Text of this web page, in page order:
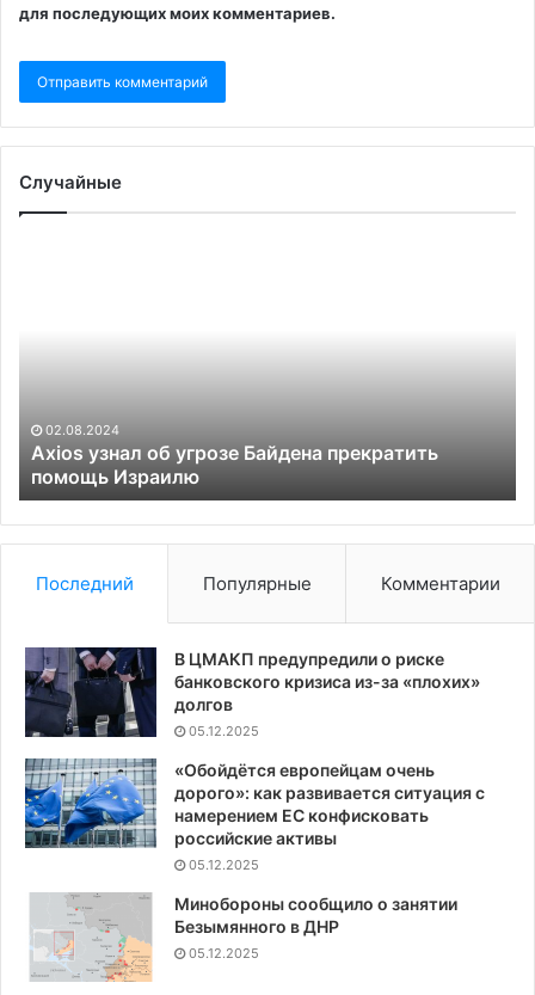
для последующих моих комментариев.
Случайные
Израилю
02.08.2024
Axios узнал об угрозе Байдена прекратить
помощь Израилю
Последний Популярные Комментарии
В ЦМАКП предупредили о риске
банковского кризиса из-за «плохих»
долгов
05.12.2025
«Обойдётся европейцам очень
дорого»: как развивается ситуация с
намерением ЕС конфисковать
российские активы
05.12.2025
Минобороны сообщило о занятии
Безымянного в ДНР
05.12.2025